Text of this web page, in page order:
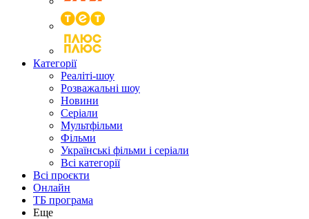
Категорії
Реаліті-шоу
Розважальні шоу
Новини
Серіали
Мультфільми
Фільми
Українські фільми і серіали
Всі категорії
Всі проєкти
Онлайн
ТБ програма
Еще